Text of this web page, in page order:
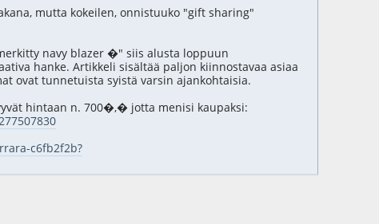
mutta kokeilen, onnistuuko "gift sharing"
navy blazer �" siis alusta loppuun
hanke. Artikkeli sisältää paljon kiinnostavaa asiaa
ovat tunnetuista syistä varsin ajankohtaisia.
hintaan n. 700�,� jotta menisi kaupaksi:
c6fb2f2b?